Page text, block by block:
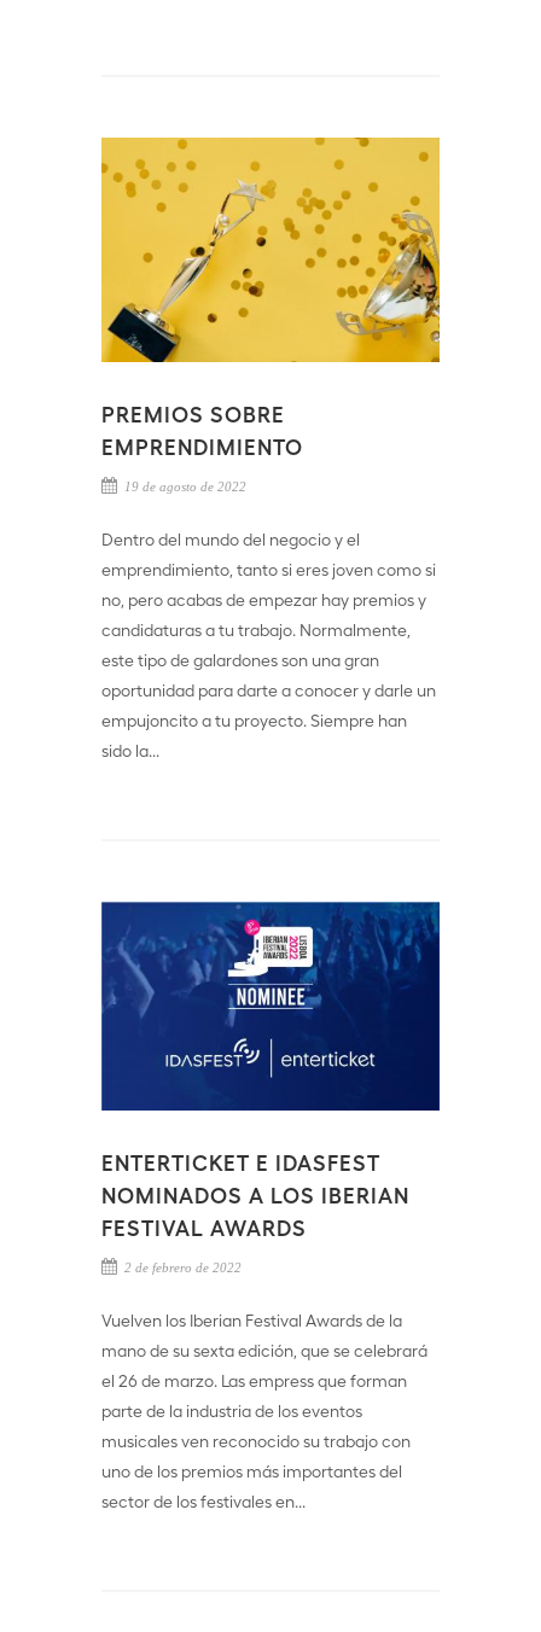
PREMIOS SOBRE
EMPRENDIMIENTO
19 de agosto de 2022
Dentro del mundo del negocio y el
emprendimiento, tanto si eres joven como si
no, pero acabas de empezar hay premios y
candidaturas a tu trabajo. Normalmente,
este tipo de galardones son una gran
oportunidad para darte a conocer y darle un
empujoncito a tu proyecto. Siempre han
sido la...
ENTERTICKET E IDASFEST
NOMINADOS A LOS IBERIAN
FESTIVAL AWARDS
2 de febrero de 2022
Vuelven los Iberian Festival Awards de la
mano de su sexta edición, que se celebrará
el 26 de marzo. Las empress que forman
parte de la industria de los eventos
musicales ven reconocido su trabajo con
uno de los premios más importantes del
sector de los festivales en...